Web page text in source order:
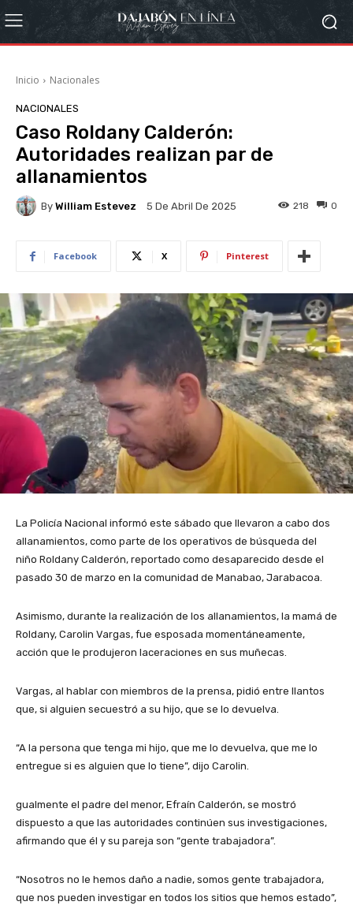
Inicio Nacionales
NACIONALES
Caso Roldany Calderón:
Autoridades realizan par de
allanamientos
By William Estevez 5 De Abril De 2025 0
218
Facebook X Pinterest
La Policía Nacional informó este sábado que llevaron a cabo dos
allanamientos, como parte de los operativos de búsqueda del
niño Roldany Calderón, reportado como desaparecido desde el
pasado 30 de marzo en la comunidad de Manabao, Jarabacoa.
Asimismo, durante la realización de los allanamientos, la mamá de
Roldany, Carolin Vargas, fue esposada momentáneamente,
acción que le produjeron laceraciones en sus muñecas.
Vargas, al hablar con miembros de la prensa, pidió entre llantos
que, si alguien secuestró a su hijo, que se lo devuelva.
“A la persona que tenga mi hijo, que me lo devuelva, que me lo
entregue si es alguien que lo tiene”, dijo Carolin.
gualmente el padre del menor, Efraín Calderón, se mostró
dispuesto a que las autoridades continúen sus investigaciones,
afirmando que él y su pareja son “gente trabajadora”.
“Nosotros no le hemos daño a nadie, somos gente trabajadora,
que nos pueden investigar en todos los sitios que hemos estado”,